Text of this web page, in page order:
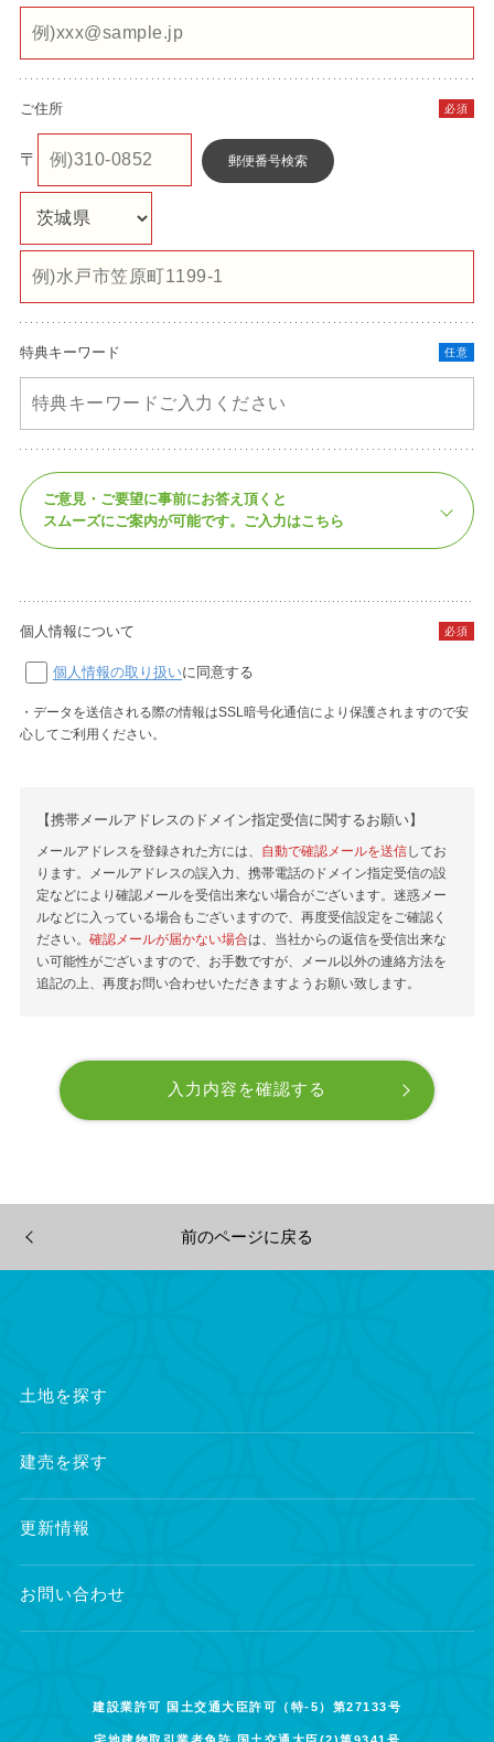
ご住所 必須
〒 郵便番号検索
特典キーワード 任意
ご意見・ご要望に事前にお答え頂くと
スムーズにご案内が可能です。 ご入力はこちら
個人情報について 必須
個人情報の取り扱いに同意する
・データを送信される際の情報はSSL暗号化通信により保護されますので安
心してご利用ください。
【携帯メールアドレスのドメイン指定受信に関するお願い】
メールアドレスを登録された方には、 自動で確認メールを送信してお
ります。メールアドレスの誤入力、携帯電話のドメイン指定受信の設
定などにより確認メールを受信出来ない場合がございます。迷惑メー
ルなどに入っている場合もございますので、再度受信設定をご確認く
ださい。 確認メールが届かない場合は、当社からの返信を受信出来な
い可能性がございますので、お手数ですが、メール以外の連絡方法を
追記の上、再度お問い合わせいただきますようお願い致します。
前のページに戻る
土地を探す
建売を探す
更新情報
お問い合わせ
建設業許可 国土交通大臣許可（特-5）第27133号
宅地建物取引業者免許 国土交通大臣(2)第9341号